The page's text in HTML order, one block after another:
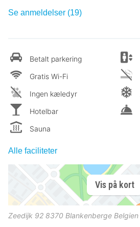
Se anmeldelser (19)
Betalt parkering
Gratis Wi-Fi
Ingen kæledyr
Hotelbar
Sauna
Alle faciliteter
Vis på kort
Zeedijk 92 8370 Blankenberge Belgien